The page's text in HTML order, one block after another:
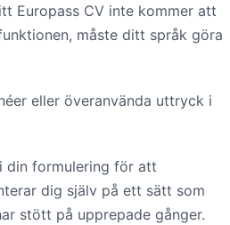
Europass CV inte kommer att
måste ditt språk göra
eller överanvända uttryck i
din formulering för att
dig själv på ett sätt som
stött på upprepade gånger.